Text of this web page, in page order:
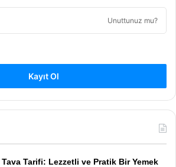
Unuttunuz mu?
Kayıt Ol
Tarifi: Lezzetli ve Pratik Bir Yemek